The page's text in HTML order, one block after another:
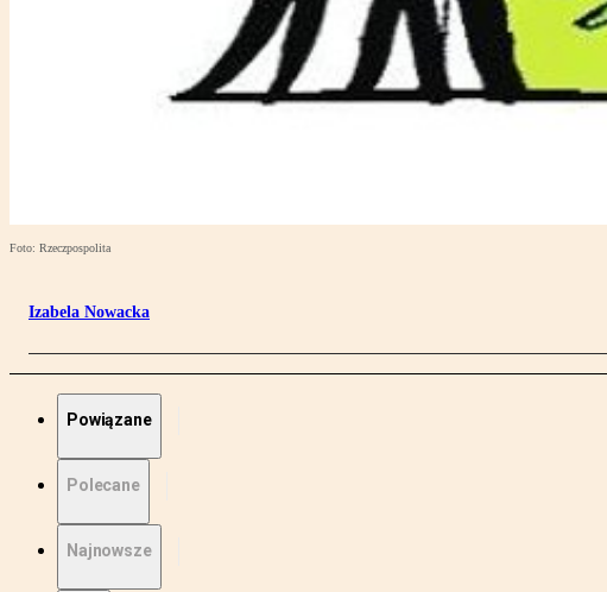
Foto: Rzeczpospolita
Izabela Nowacka
Powiązane
Polecane
Najnowsze